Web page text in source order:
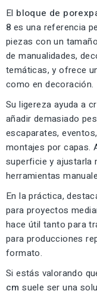
El bloque de
8 es una referencia
piezas con un
de manualidades,
temáticas, y ofrece
como en decoración.
Su ligereza ayuda a
añadir demasiado
escaparates,
montajes por capas.
superficie y ajustarla
herramientas
En la práctica,
para proyectos
hace útil tanto para
para producciones
formato.
Si estás valorando
cm suele ser una